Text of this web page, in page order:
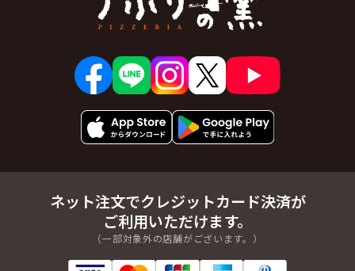
ネット注文でクレジットカード決済が
ご利用いただけます。
（一部対象外の店舗がございます。）